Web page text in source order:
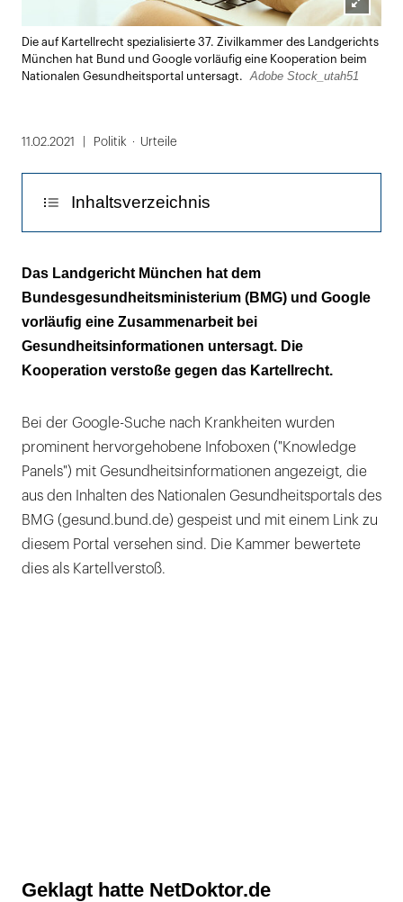
Lightbox
öffnen
Die auf Kartellrecht spezialisierte 37. Zivilkammer des Landgerichts
München hat Bund und Google vorläufig eine Kooperation beim
Nationalen Gesundheitsportal untersagt.
Adobe Stock_utah51
11.02.2021 Politik Urteile
Inhaltsverzeichnis
Geklagt hatte NetDoktor.de
Die beste Position steht privaten Anbietern
nicht zur Verfügung
Eine potenzielle Gefahr für die Medien- und
Das Landgericht München hat dem
Bundesgesundheitsministerium (BMG) und Google
vorläufig eine Zusammenarbeit bei
Gesundheitsinformationen untersagt. Die
Kooperation verstoße gegen das Kartellrecht.
Bei der Google-Suche nach Krankheiten wurden
prominent hervorgehobene Infoboxen ("Knowledge
Panels") mit Gesundheitsinformationen angezeigt, die
aus den Inhalten des Nationalen Gesundheitsportals des
BMG (gesund.bund.de) gespeist und mit einem Link zu
diesem Portal versehen sind. Die Kammer bewertete
dies als Kartellverstoß.
Geklagt hatte NetDoktor.de